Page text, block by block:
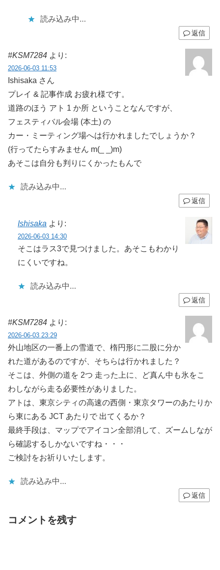
読み込み中…
返信
#KSM7284 より:
2026-06-03 11:53
Ishisaka さん
プレイ & 記事作成 お疲れ様です。
道路のほう アト 1 か所 ということなんですが、
フェスティバル会場 (本土) の
カー・ミーティング場へは行かれましたでしょうか？
(行ってたらすみません m(_ _)m)
あそこは自分も判りにくかったもんで
読み込み中…
返信
Ishisaka より:
2026-06-03 14:30
そこはラス3で見つけました。あそこもわかり
にくいですね。
読み込み中…
返信
#KSM7284 より:
2026-06-03 23:29
外山地区の一番上の雪道で、楕円形に二股に分か
れた道があるのですが、そちらは行かれました？
そこは、外側の道を 2つ 走った上に、ど真ん中も氷をこ
わしながら走る必要性がありました。
アトは、東京シティの高速の西側・東京タワーのあたりか
ら東にある JCT あたりで 出てくるか？
最終手段は、マップでアイコン全部消して、ズームしなが
ら確認するしかないですね・・・
ご検討をお祈りいたします。
読み込み中…
返信
コメントを残す